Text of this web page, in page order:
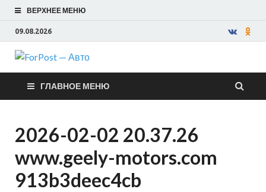
ВЕРХНЕЕ МЕНЮ
09.08.2026
ForPost —
Авто
ГЛАВНОЕ МЕНЮ
2026-02-02 20.37.26
www.geely-motors.com
913b3deec4cb